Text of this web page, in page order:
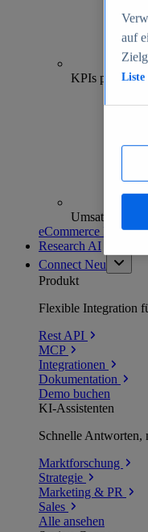
KPIs pro Shop
eCommerce Insights
Research AI
Connect Neu
Produkt
Flexible Integration
Rest API
MCP
Integrationen
Dokumentation
Demo buchen
KI-Assistenten
Schnelle Antworten,
Marktforschung
Strategie
Marketing & PR
Sales
Alle ansehen
auf
Liste